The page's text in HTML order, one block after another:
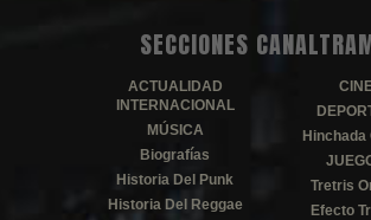
SECCIONES
ACTUALIDAD
INTERNACIONAL
MÚSICA
Biografías
Historia Del Punk
Historia Del Reggae
Hinchada
Tretris
Efecto